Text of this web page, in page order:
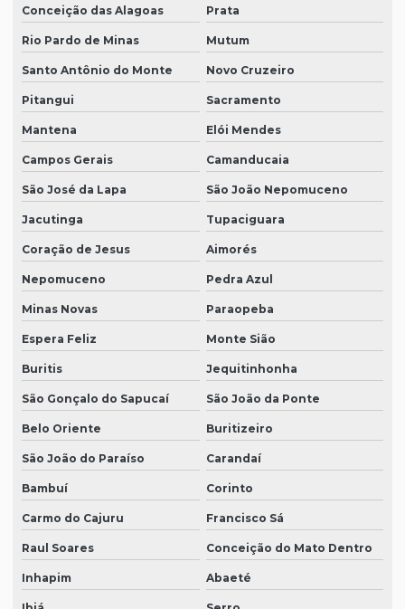
Conceição das Alagoas Prata
Rio Pardo de Minas Mutum
Santo Antônio do Monte Novo Cruzeiro
Pitangui Sacramento
Mantena Elói Mendes
Campos Gerais Camanducaia
São José da Lapa São João Nepomuceno
Jacutinga Tupaciguara
Coração de Jesus Aimorés
Nepomuceno Pedra Azul
Minas Novas Paraopeba
Espera Feliz Monte Sião
Buritis Jequitinhonha
São Gonçalo do Sapucaí São João da Ponte
Belo Oriente Buritizeiro
São João do Paraíso Carandaí
Bambuí Corinto
Carmo do Cajuru Francisco Sá
Raul Soares Conceição do Mato Dentro
Inhapim Abaeté